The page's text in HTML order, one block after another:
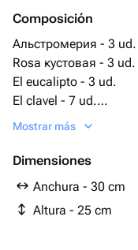
Composición
Альстромерия - 3 ud.
Rosa кустовая - 3 ud.
El eucalipto - 3 ud.
El clavel - 7 ud.
Эустома - 3 ud.
La esponja floral - 2 ud.
Mostrar más
Dimensiones
Anchura - 30 cm
Altura - 25 cm